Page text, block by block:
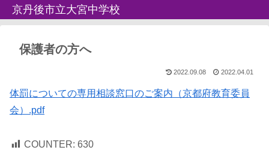
京丹後市立大宮中学校
保護者の方へ
2022.09.08 2022.04.01
体罰についての専用相談窓口のご案内（京都府教育委員
会）.pdf
COUNTER: 630